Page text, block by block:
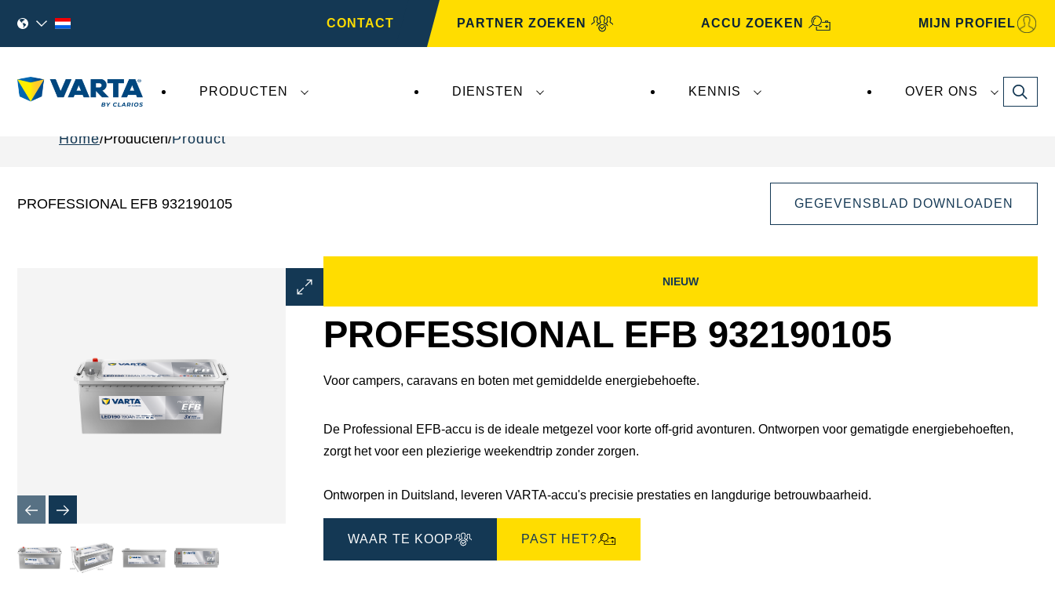
CONTACT PARTNER ZOEKEN ACCU ZOEKEN MIJN PROFIEL
PRODUCTEN DIENSTEN KENNIS OVER ONS Search
Home Producten Product
PROFESSIONAL EFB 932190105 GEGEVENSBLAD DOWNLOADEN
Dialoogvenster
Afbeelding
Dialoogvenster
NIEUW
PROFESSIONAL EFB 932190105
Voor campers, caravans en boten met gemiddelde energiebehoefte.
De Professional EFB-accu is de ideale metgezel voor korte off-grid avonturen. Ontworpen voor gematigde energiebehoeften,
zorgt het voor een plezierige weekendtrip zonder zorgen.
Ontworpen in Duitsland, leveren VARTA-accu's precisie prestaties en langdurige betrouwbaarheid.
WAAR TE KOOP PAST HET?